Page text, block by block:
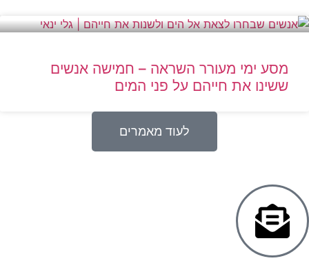
מסע ימי מעורר השראה – חמישה אנשים
ששינו את חייהם על פני המים
לעוד מאמרים